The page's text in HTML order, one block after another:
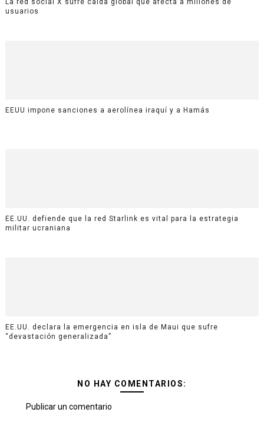
La red social X sufre caída global que afecta a millones de
usuarios
EEUU impone sanciones a aerolínea iraquí y a Hamás
EE.UU. defiende que la red Starlink es vital para la estrategia
militar ucraniana
EE.UU. declara la emergencia en isla de Maui que sufre
“devastación generalizada”
NO HAY COMENTARIOS:
Publicar un comentario